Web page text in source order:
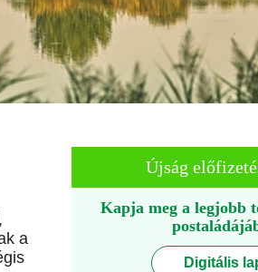
a
Újság
Kapja meg a legjobb
Digitális